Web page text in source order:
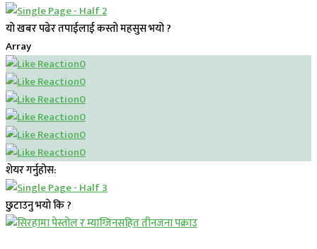
यो खबर पढेर तपाईलाई कस्तो महसुस भयो ?
Array
0
0
0
0
0
0
शेयर गर्नुहोस:
छुटाउनु भयो कि ?